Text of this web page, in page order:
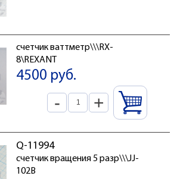
счетчик ваттметр\\\RX-
8\REXANT
4500 руб.
- +
Q-11994
счетчик вращения 5 разр\\\JJ-
102B